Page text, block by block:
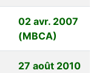
02 avr. 2007
(MBCA)
27 août 2010